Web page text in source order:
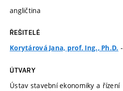
angličtina
ŘEŠITELÉ
Korytárová Jana, prof. Ing., Ph.D.
ÚTVARY
Ústav stavební ekonomiky a řízení